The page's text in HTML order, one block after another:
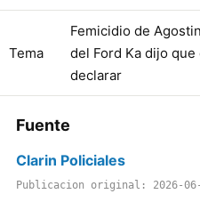
Tema
Femicidio de
del Ford Ka dijo
declarar
Fuente
Clarin Policiales
Publicacion original: 2026-06-